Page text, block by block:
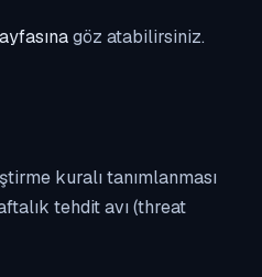
göz atabilirsiniz.
kuralı tanımlanması
tehdit avı (threat